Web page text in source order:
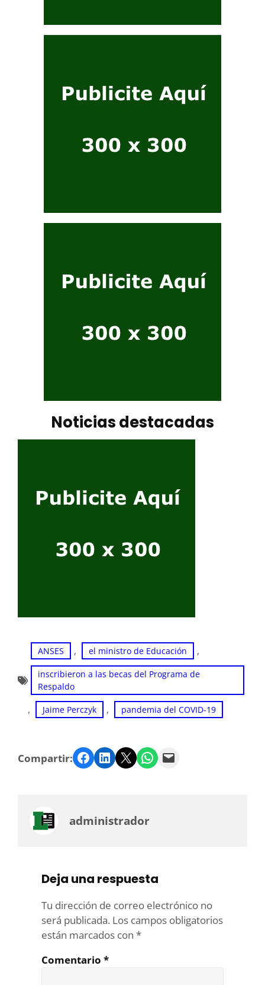
Noticias destacadas
ANSES , el ministro de Educación ,
inscribieron a las becas del Programa de
Respaldo
, Jaime Perczyk , pandemia del COVID-19
Compartir: Facebook LinkedIn Twitter WhatsApp Email
administrador
Deja una respuesta
Tu dirección de correo electrónico no
será publicada. Los campos obligatorios
están marcados con *
Comentario *